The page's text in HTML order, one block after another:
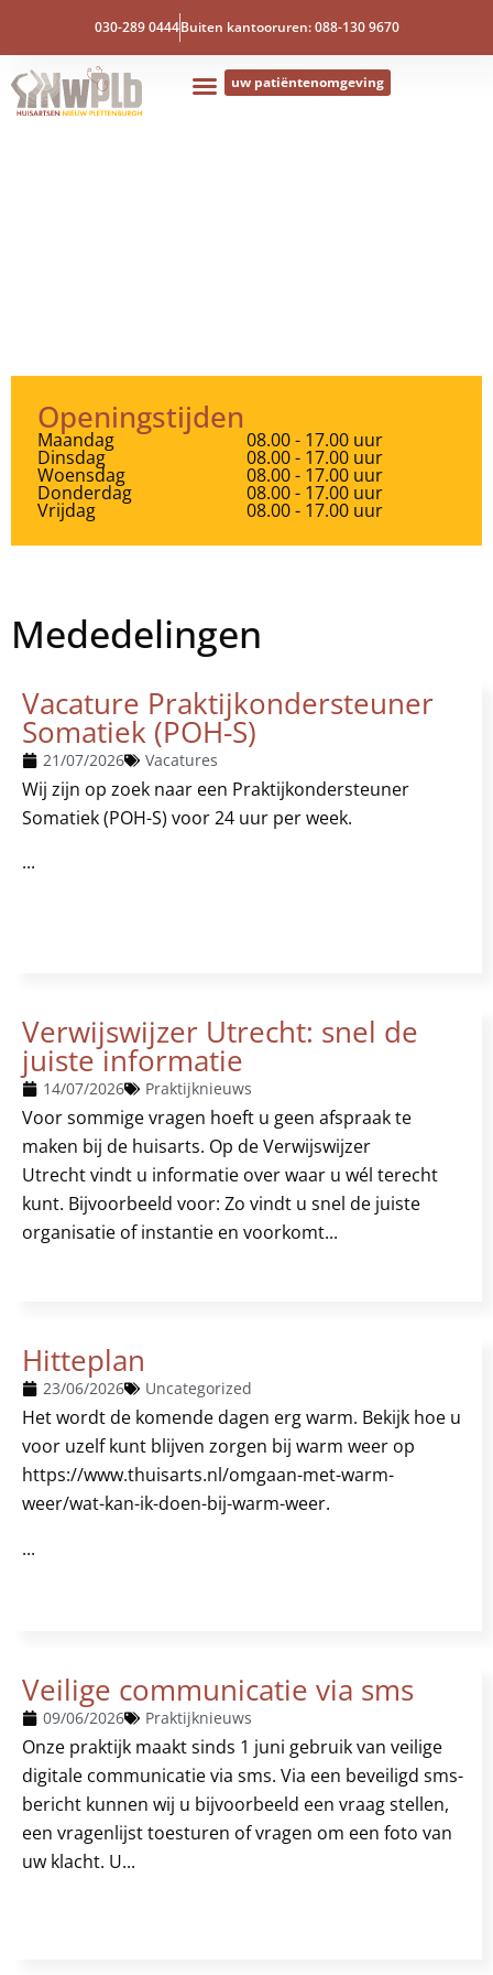
030-289 0444Buiten kantooruren: 088-130 9670
uw patiëntenomgeving
Openingstijden
Maandag 08.00 - 17.00 uur
Dinsdag 08.00 - 17.00 uur
Woensdag 08.00 - 17.00 uur
Donderdag 08.00 - 17.00 uur
Vrijdag 08.00 - 17.00 uur
Mededelingen
Vacature Praktijkondersteuner
Somatiek (POH-S)
21/07/2026 Vacatures
Wij zijn op zoek naar een Praktijkondersteuner
Somatiek (POH-S) voor 24 uur per week.
...
Verwijswijzer Utrecht: snel de
juiste informatie
14/07/2026 Praktijknieuws
Voor sommige vragen hoeft u geen afspraak te
maken bij de huisarts. Op de Verwijswijzer
Utrecht vindt u informatie over waar u wél terecht
kunt. Bijvoorbeeld voor: Zo vindt u snel de juiste
organisatie of instantie en voorkomt...
Hitteplan
23/06/2026 Uncategorized
Het wordt de komende dagen erg warm. Bekijk hoe u
voor uzelf kunt blijven zorgen bij warm weer op
https://www.thuisarts.nl/omgaan-met-warm-
weer/wat-kan-ik-doen-bij-warm-weer.
...
Veilige communicatie via sms
09/06/2026 Praktijknieuws
Onze praktijk maakt sinds 1 juni gebruik van veilige
digitale communicatie via sms. Via een beveiligd sms-
bericht kunnen wij u bijvoorbeeld een vraag stellen,
een vragenlijst toesturen of vragen om een foto van
uw klacht. U...